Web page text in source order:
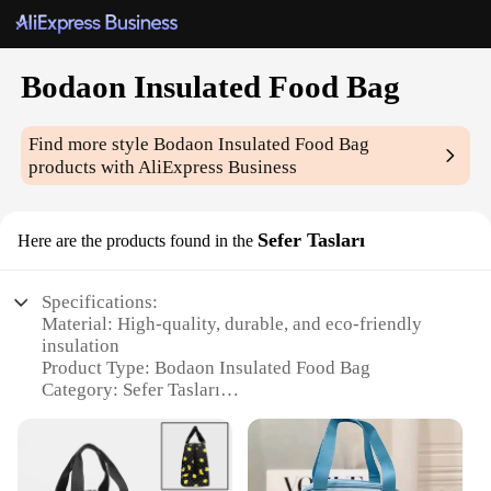
Bodaon Insulated Food Bag
Find more styleBodaon Insulated Food Bag
products with AliExpress Business
Here are the products found in the Sefer Tasları
Specifications:
Material: High-quality, durable, and eco-friendly
insulation
Product Type: Bodaon Insulated Food Bag
Category: Sefer Tasları
Usage and Purpose: Ideal for transporting hot or
cold food